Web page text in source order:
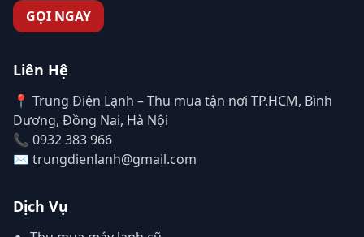
GỌI NGAY
Liên Hệ
📍 Trung Điện Lạnh – Thu mua tận nơi TP.HCM, Bình
Dương, Đồng Nai, Hà Nội
📞 0932 383 966
✉️ trungdienlanh@gmail.com
Dịch Vụ